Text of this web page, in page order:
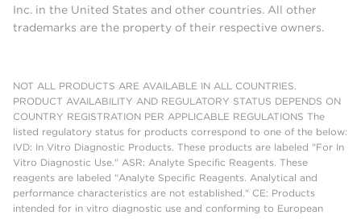
Inc. in the United States and other countries. All other
trademarks are the property of their respective owners.
NOT ALL PRODUCTS ARE AVAILABLE IN ALL COUNTRIES.
PRODUCT AVAILABILITY AND REGULATORY STATUS DEPENDS ON
COUNTRY REGISTRATION PER APPLICABLE REGULATIONS The
listed regulatory status for products correspond to one of the below:
IVD: In Vitro Diagnostic Products. These products are labeled "For In
Vitro Diagnostic Use." ASR: Analyte Specific Reagents. These
reagents are labeled "Analyte Specific Reagents. Analytical and
performance characteristics are not established." CE: Products
intended for in vitro diagnostic use and conforming to European